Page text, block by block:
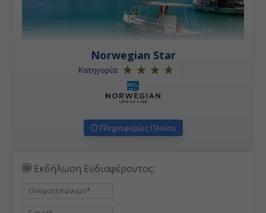
Norwegian Star
Κατηγορία:
Πληροφορίες Πλοίου
Εκδήλωση Ενδιαφέροντος: